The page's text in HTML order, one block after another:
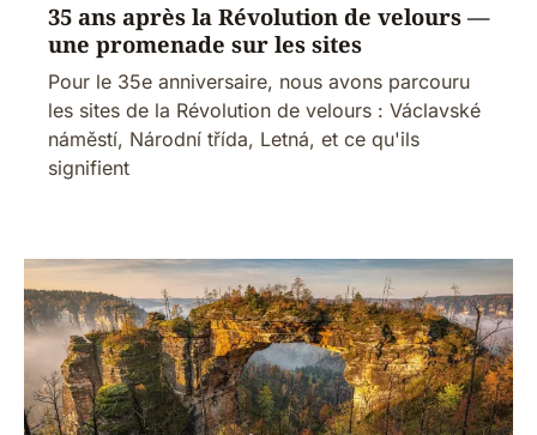
35 ans après la Révolution de velours —
une promenade sur les sites
Pour le 35e anniversaire, nous avons parcouru
les sites de la Révolution de velours : Václavské
náměstí, Národní třída, Letná, et ce qu'ils
signifient